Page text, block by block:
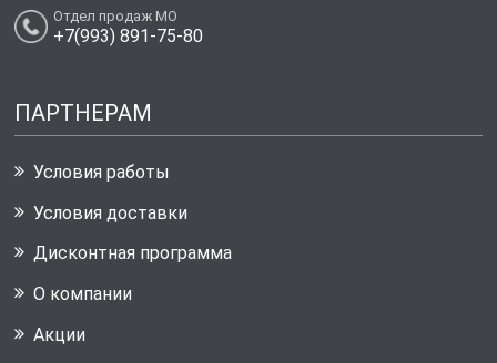
Отдел продаж МО
+7(993) 891-75-80
ПАРТНЕРАМ
Условия работы
Условия доставки
Дисконтная программа
О компании
Акции